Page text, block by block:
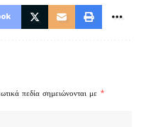
πεδία σημειώνονται με *